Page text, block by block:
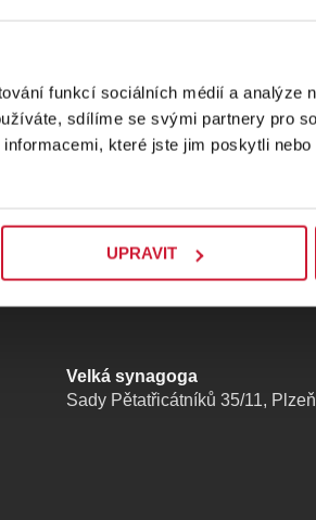
funkcí sociálních médií a analýze
sdílíme se svými partnery pro
které jste jim poskytli
UPRAVIT
Velká synagoga
Sady Pětatřicátníků 35/11, Plzeň